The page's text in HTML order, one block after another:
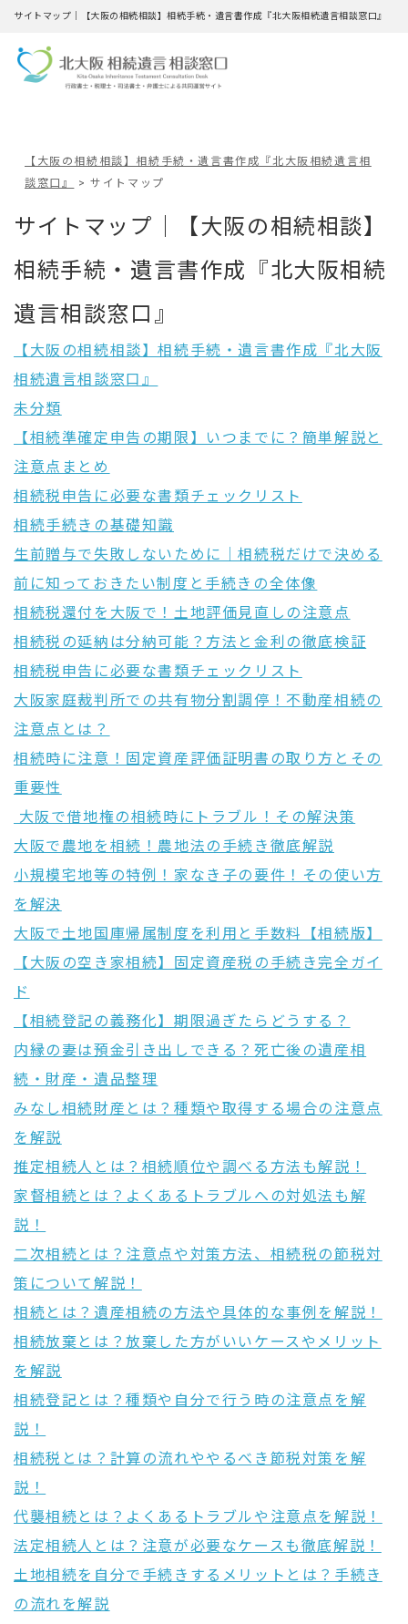
サイトマップ｜【大阪の相続相談】相続手続・遺言書作成『北大阪相続遺言相談窓口』
【大阪の相続相談】相続手続・遺言書作成『北大阪相続遺言相
談窓口』
>サイトマップ
サイトマップ｜【大阪の相続相談】
相続手続・遺言書作成『北大阪相続
遺言相談窓口』
【大阪の相続相談】相続手続・遺言書作成『北大阪
相続遺言相談窓口』
未分類
【相続準確定申告の期限】いつまでに？簡単解説と
注意点まとめ
相続税申告に必要な書類チェックリスト
相続手続きの基礎知識
生前贈与で失敗しないために｜相続税だけで決める
前に知っておきたい制度と手続きの全体像
相続税還付を大阪で！土地評価見直しの注意点
相続税の延納は分納可能？方法と金利の徹底検証
相続税申告に必要な書類チェックリスト
大阪家庭裁判所での共有物分割調停！不動産相続の
注意点とは？
相続時に注意！固定資産評価証明書の取り方とその
重要性
大阪で借地権の相続時にトラブル！その解決策
大阪で農地を相続！農地法の手続き徹底解説
小規模宅地等の特例！家なき子の要件！その使い方
を解決
大阪で土地国庫帰属制度を利用と手数料【相続版】
【大阪の空き家相続】固定資産税の手続き完全ガイ
ド
【相続登記の義務化】期限過ぎたらどうする？
内縁の妻は預金引き出しできる？死亡後の遺産相
続・財産・遺品整理
みなし相続財産とは？種類や取得する場合の注意点
を解説
推定相続人とは？相続順位や調べる方法も解説！
家督相続とは？よくあるトラブルへの対処法も解
説！
二次相続とは？注意点や対策方法、相続税の節税対
策について解説！
相続とは？遺産相続の方法や具体的な事例を解説！
相続放棄とは？放棄した方がいいケースやメリット
を解説
相続登記とは？種類や自分で行う時の注意点を解
説！
相続税とは？計算の流れややるべき節税対策を解
説！
代襲相続とは？よくあるトラブルや注意点を解説！
法定相続人とは？注意が必要なケースも徹底解説！
土地相続を自分で手続きするメリットとは？手続き
の流れを解説